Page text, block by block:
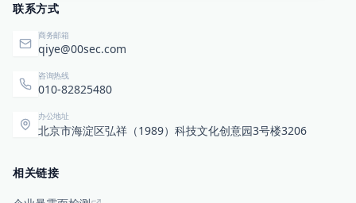
联系方式
商务邮箱
qiye@00sec.com
咨询热线
010-82825480
办公地址
北京市海淀区弘祥（1989）科技文化创意园3号楼3206
相关链接